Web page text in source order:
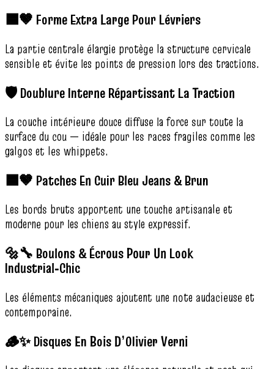
🟦🤎 Forme Extra Large Pour Lévriers
La partie centrale élargie protège la structure cervicale
sensible et évite les points de pression lors des tractions.
🛡️ Doublure Interne Répartissant La Traction
La couche intérieure douce diffuse la force sur toute la
surface du cou — idéale pour les races fragiles comme les
galgos et les whippets.
🟦🤎 Patches En Cuir Bleu Jeans & Brun
Les bords bruts apportent une touche artisanale et
moderne pour les chiens au style expressif.
🔩🔧 Boulons & Écrous Pour Un Look
Industrial‑Chic
Les éléments mécaniques ajoutent une note audacieuse et
contemporaine.
🪵✨ Disques En Bois D’Olivier Verni